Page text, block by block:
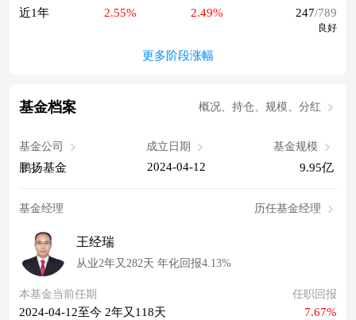
近1年 2.55% 2.49% 247/789
良好
更多阶段涨幅
基金档案 概况、持仓、规模、分红
基金公司
鹏扬基金
成立日期
2024-04-12
基金规模
9.95亿
基金经理 历任基金经理
王经瑞
从业2年又282天 年化回报4.13%
本基金当前任期
2024-04-12至今 2年又118天
任职回报
7.67%